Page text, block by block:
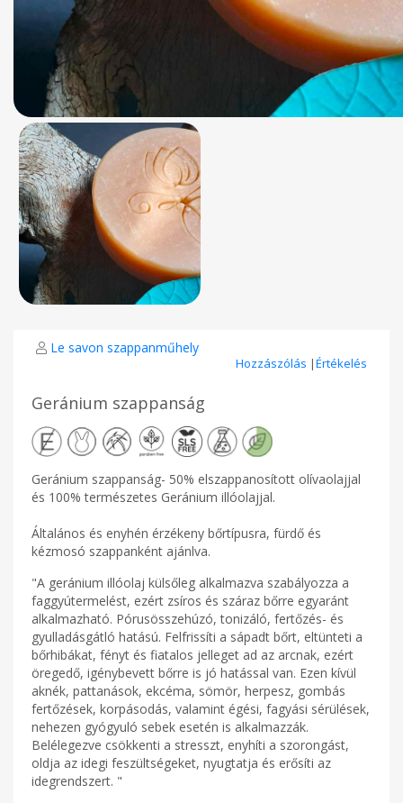
Le savon szappanműhely
Hozzászólás |Értékelés
Geránium szappanság
Geránium szappanság- 50% elszappanosított olívaolajjal
és 100% természetes Geránium illóolajjal.
Általános és enyhén érzékeny bőrtípusra, fürdő és
kézmosó szappanként ajánlva.
"A geránium illóolaj külsőleg alkalmazva szabályozza a
faggyútermelést, ezért zsíros és száraz bőrre egyaránt
alkalmazható. Pórusösszehúzó, tonizáló, fertőzés- és
gyulladásgátló hatású. Felfrissíti a sápadt bőrt, eltünteti a
bőrhibákat, fényt és fiatalos jelleget ad az arcnak, ezért
öregedő, igénybevett bőrre is jó hatással van. Ezen kívül
aknék, pattanások, ekcéma, sömör, herpesz, gombás
fertőzések, korpásodás, valamint égési, fagyási sérülések,
nehezen gyógyuló sebek esetén is alkalmazzák.
Belélegezve csökkenti a stresszt, enyhíti a szorongást,
oldja az idegi feszültségeket, nyugtatja és erősíti az
idegrendszert. "